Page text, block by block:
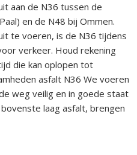
aan de N36 tussen de
en de N48 bij Ommen.
te voeren, is de N36 tijdens
verkeer. Houd rekening
die kan oplopen tot
asfalt N36 We voeren
weg veilig en in goede staat
laag asfalt, brengen